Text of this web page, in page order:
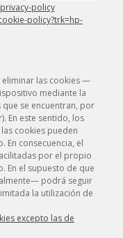
policy
policy?trk=hp-
eliminar las cookies —
mediante la
se encuentran, por
En este sentido, los
cookies pueden
En consecuencia, el
por el propio
En el supuesto de que
podrá seguir
la utilización de
excepto las de